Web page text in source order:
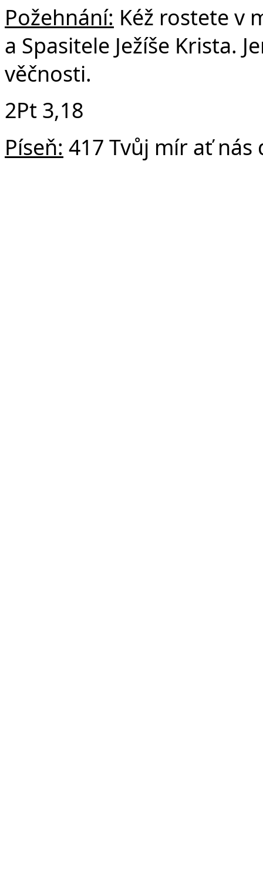
Požehnání: Kéž rostete v
a Spasitele Ježíše Krista.
věčnosti.
2Pt 3,18
Píseň: 417 Tvůj mír ať nás